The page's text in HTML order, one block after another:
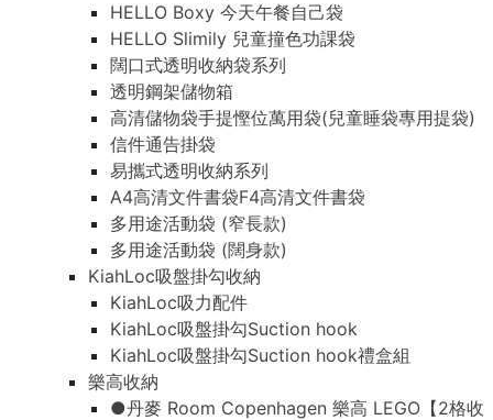
HELLO Boxy 今天午餐自己袋
HELLO Slimily 兒童撞色功課袋
闊口式透明收納袋系列
透明鋼架儲物箱
高清儲物袋手提慳位萬用袋(兒童睡袋專用提袋)
信件通告掛袋
易攜式透明收納系列
A4高清文件書袋F4高清文件書袋
多用途活動袋 (窄長款)
多用途活動袋 (闊身款)
KiahLoc吸盤掛勾收納
KiahLoc吸力配件
KiahLoc吸盤掛勾Suction hook
KiahLoc吸盤掛勾Suction hook禮盒組
樂高收納
●丹麥 Room Copenhagen 樂高 LEGO【2格收